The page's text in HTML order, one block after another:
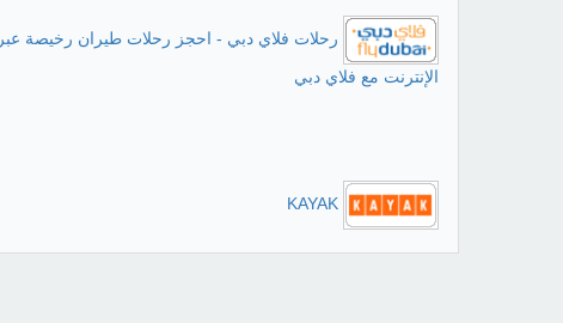
رحلات فلاي دبي - احجز رحلات طيران رخيصة عبر
الإنترنت مع فلاي دبي
KAYAK